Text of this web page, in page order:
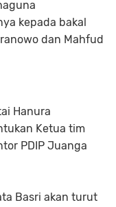
kepada bakal
dan Mahfud
Hanura
Ketua tim
PDIP Juanga
Basri akan turut